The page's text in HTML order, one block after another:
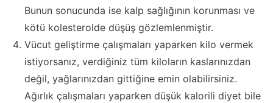
Bunun sonucunda ise kalp sağlığının korunması ve
kötü kolesterolde düşüş gözlemlenmiştir.
Vücut geliştirme çalışmaları yaparken kilo vermek
istiyorsanız, verdiğiniz tüm kiloların kaslarınızdan
değil, yağlarınızdan gittiğine emin olabilirsiniz.
Ağırlık çalışmaları yaparken düşük kalorili diyet bile